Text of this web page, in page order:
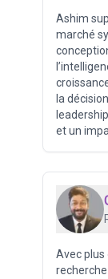
Ashim
marché
la
et un
Avec plus